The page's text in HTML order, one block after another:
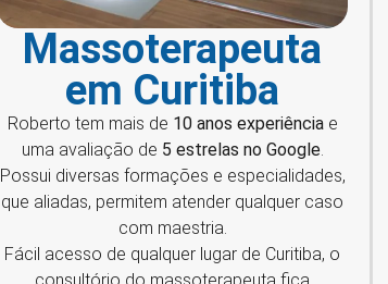
Massoterapeuta
em Curitiba
Roberto tem mais de 10 anos experiênciae
uma avaliação de 5 estrelas no Google.
Possui diversas formações e especialidades,
que aliadas, permitem atender qualquer caso
com maestria.
Fácil acesso de qualquer lugar de Curitiba, o
consultório do massoterapeuta fica